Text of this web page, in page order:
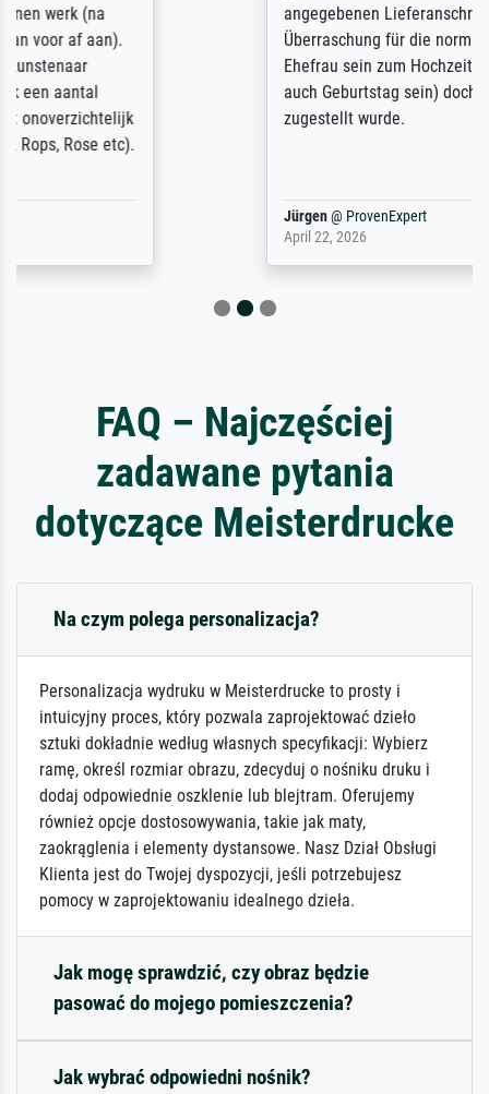
angegebenen Lieferanschrift (sollte eine
Überraschung für die normannische
Ehefrau sein zum Hochzeits- gleichzeitig
auch Geburtstag sein) doch nach zu Hause
zugestellt wurde.
FAQ – Najczęściej
zadawane pytania
dotyczące Meisterdrucke
Na czym polega personalizacja?
Personalizacja wydruku w Meisterdrucke to prosty i
intuicyjny proces, który pozwala zaprojektować dzieło
sztuki dokładnie według własnych specyfikacji: Wybierz
ramę, określ rozmiar obrazu, zdecyduj o nośniku druku i
dodaj odpowiednie oszklenie lub blejtram. Oferujemy
również opcje dostosowywania, takie jak maty,
zaokrąglenia i elementy dystansowe. Nasz Dział Obsługi
Klienta jest do Twojej dyspozycji, jeśli potrzebujesz
pomocy w zaprojektowaniu idealnego dzieła.
Jak mogę sprawdzić, czy obraz będzie
pasować do mojego pomieszczenia?
Jak wybrać odpowiedni nośnik?